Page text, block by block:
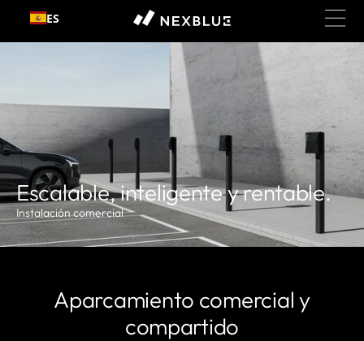
Ir al contenido
ES
Escalable, inteligente y rentable.
Instalación comercial
Aparcamiento comercial y
compartido